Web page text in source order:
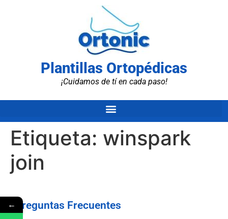
Plantillas Ortopédicas
¡Cuidamos de tí en cada paso!
Etiqueta: winspark
join
Preguntas Frecuentes
←